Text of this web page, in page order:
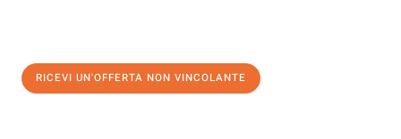
RICEVI UN'OFFERTA NON VINCOLANTE